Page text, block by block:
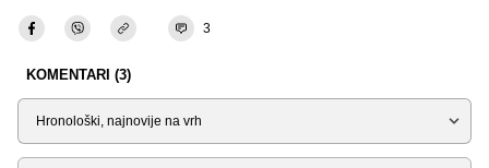
3
KOMENTARI (3)
Sortiraj